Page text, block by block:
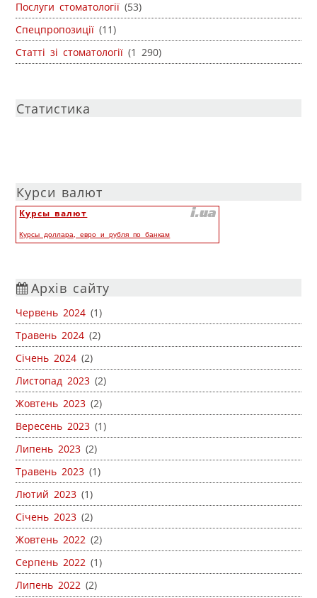
Послуги стоматології (53)
Спецпропозиції (11)
Статті зі стоматології (1 290)
Статистика
Курси валют
Курсы валют
Курсы доллара, евро и рубля по банкам
Архів сайту
Червень 2024 (1)
Травень 2024 (2)
Січень 2024 (2)
Листопад 2023 (2)
Жовтень 2023 (2)
Вересень 2023 (1)
Липень 2023 (2)
Травень 2023 (1)
Лютий 2023 (1)
Січень 2023 (2)
Жовтень 2022 (2)
Серпень 2022 (1)
Липень 2022 (2)